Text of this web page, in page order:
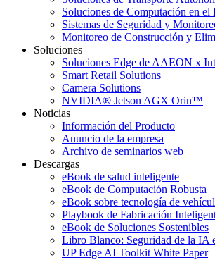
Soluciones de Computación en
Sistemas de Seguridad y
Monitoreo de Construcción y
Soluciones
Soluciones Edge de AAEON x
Smart Retail Solutions
Camera Solutions
NVIDIA® Jetson AGX Orin™
Noticias
Información del Producto
Anuncio de la empresa
Archivo de seminarios web
Descargas
eBook de salud inteligente
eBook de Computación Robusta
eBook sobre tecnología de
Playbook de Fabricación
eBook de Soluciones Sostenibles
Libro Blanco: Seguridad de la IA
UP Edge AI Toolkit White Paper